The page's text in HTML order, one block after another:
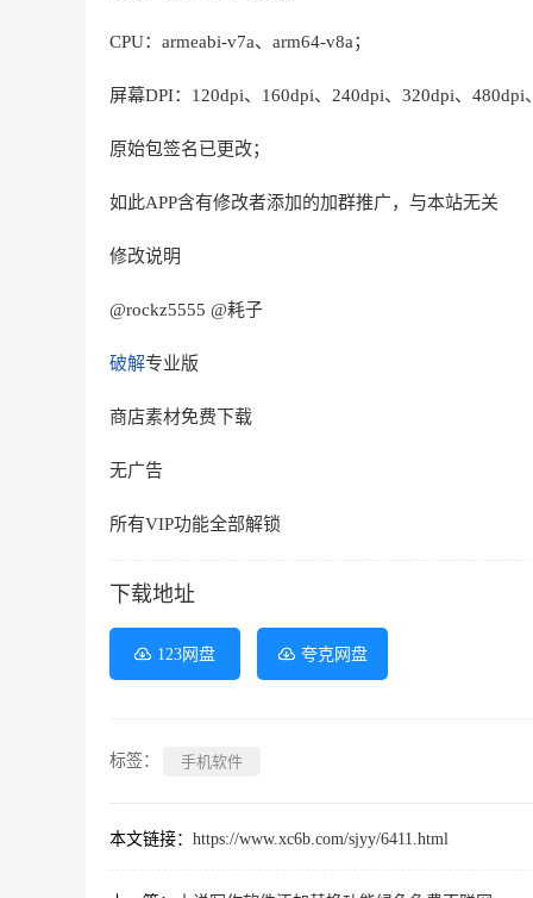
CPU：armeabi-v7a、arm64-v8a；
屏幕DPI：120dpi、160dpi、240dpi、320dpi、480dpi
原始包签名已更改；
如此APP含有修改者添加的加群推广，与本站无关
修改说明
@rockz5555 @耗子
破解专业版
商店素材免费下载
无广告
所有VIP功能全部解锁
下载地址
123网盘 夸克网盘
标签： 手机软件
本文链接： https://www.xc6b.com/sjyy/6411.html